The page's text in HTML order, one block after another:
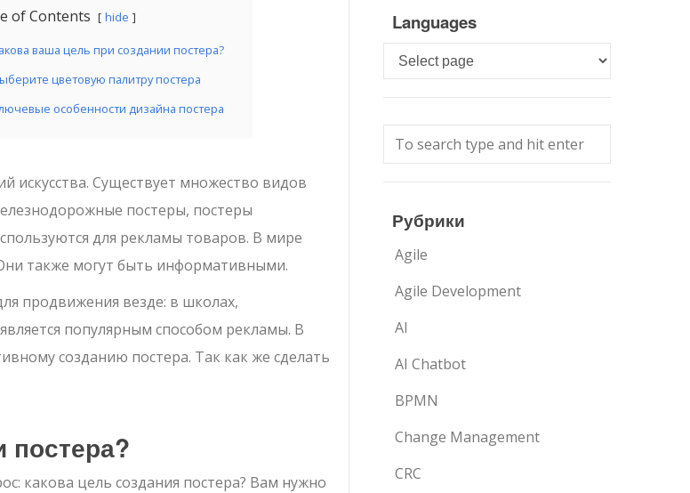
of Contents hide
ваша цель при создании постера?
цветовую палитру постера
особенности дизайна постера
искусства. Существует множество видов
постеры, постеры
для рекламы товаров. В мире
также могут быть информативными.
продвижения везде: в школах,
популярным способом рекламы. В
созданию постера. Так как же сделать
постера?
какова цель создания постера? Вам нужно
Languages
Languages
Рубрики
Agile
Agile Development
AI
AI Chatbot
BPMN
Change Management
CRC